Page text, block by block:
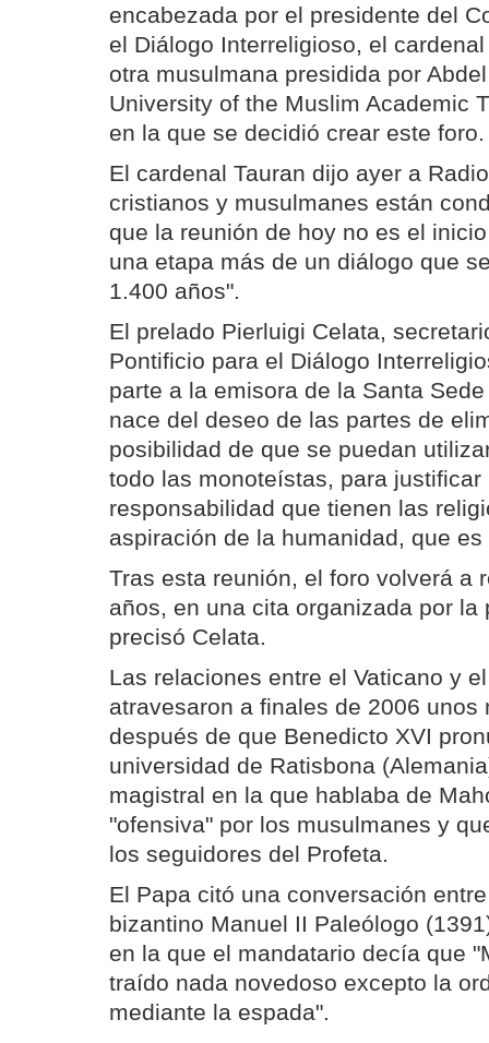
encabezada por el presidente del
el Diálogo Interreligioso, el
otra musulmana presidida por
University of the Muslim Academic
en la que se decidió crear este foro.
El cardenal Tauran dijo ayer a
cristianos y musulmanes están
que la reunión de hoy no es el
una etapa más de un diálogo que
1.400 años".
El prelado Pierluigi Celata,
Pontificio para el Diálogo
parte a la emisora de la Santa
nace del deseo de las partes de
posibilidad de que se puedan
todo las monoteístas, para
responsabilidad que tienen las
aspiración de la humanidad, que es
Tras esta reunión, el foro volverá a
años, en una cita organizada por la
precisó Celata.
Las relaciones entre el Vaticano y
atravesaron a finales de 2006
después de que Benedicto XVI
universidad de Ratisbona
magistral en la que hablaba de
"ofensiva" por los musulmanes y
los seguidores del Profeta.
El Papa citó una conversación
bizantino Manuel II Paleólogo
en la que el mandatario decía que
traído nada novedoso excepto la
mediante la espada".